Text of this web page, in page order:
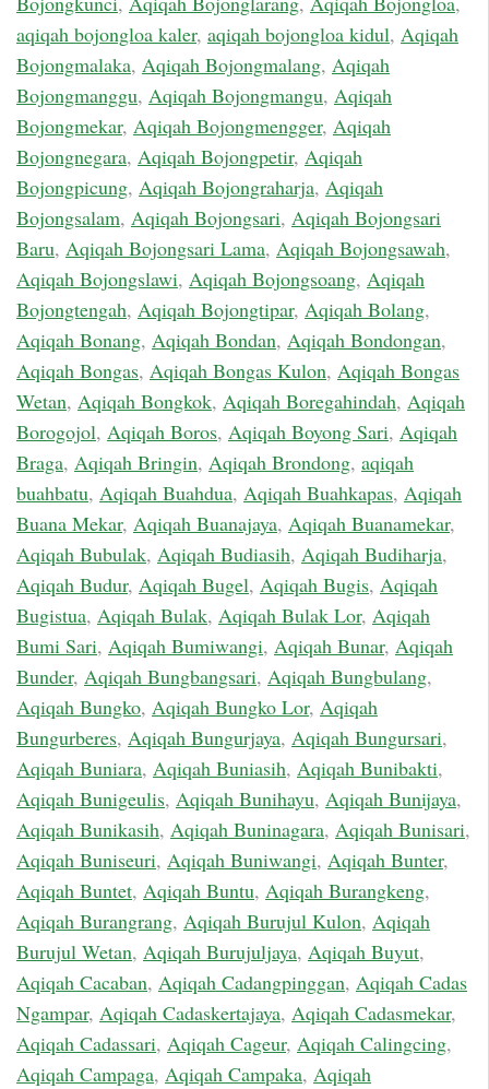
aqiqah bojongloa kaler, aqiqah bojongloa kidul, Aqiqah
Bojongmalaka, Aqiqah Bojongmalang, Aqiqah
Bojongmanggu, Aqiqah Bojongmangu, Aqiqah
Bojongmekar, Aqiqah Bojongmengger, Aqiqah
Bojongnegara, Aqiqah Bojongpetir, Aqiqah
Bojongpicung, Aqiqah Bojongraharja, Aqiqah
Bojongsalam, Aqiqah Bojongsari, Aqiqah Bojongsari
Baru, Aqiqah Bojongsari Lama, Aqiqah Bojongsawah,
Aqiqah Bojongslawi, Aqiqah Bojongsoang, Aqiqah
Bojongtengah, Aqiqah Bojongtipar, Aqiqah Bolang,
Aqiqah Bonang, Aqiqah Bondan, Aqiqah Bondongan,
Aqiqah Bongas, Aqiqah Bongas Kulon, Aqiqah Bongas
Wetan, Aqiqah Bongkok, Aqiqah Boregahindah, Aqiqah
Borogojol, Aqiqah Boros, Aqiqah Boyong Sari, Aqiqah
Braga, Aqiqah Bringin, Aqiqah Brondong, aqiqah
buahbatu, Aqiqah Buahdua, Aqiqah Buahkapas, Aqiqah
Buana Mekar, Aqiqah Buanajaya, Aqiqah Buanamekar,
Aqiqah Bubulak, Aqiqah Budiasih, Aqiqah Budiharja,
Aqiqah Budur, Aqiqah Bugel, Aqiqah Bugis, Aqiqah
Bugistua, Aqiqah Bulak, Aqiqah Bulak Lor, Aqiqah
Bumi Sari, Aqiqah Bumiwangi, Aqiqah Bunar, Aqiqah
Bunder, Aqiqah Bungbangsari, Aqiqah Bungbulang,
Aqiqah Bungko, Aqiqah Bungko Lor, Aqiqah
Bungurberes, Aqiqah Bungurjaya, Aqiqah Bungursari,
Aqiqah Buniara, Aqiqah Buniasih, Aqiqah Bunibakti,
Aqiqah Bunigeulis, Aqiqah Bunihayu, Aqiqah Bunijaya,
Aqiqah Bunikasih, Aqiqah Buninagara, Aqiqah Bunisari,
Aqiqah Buniseuri, Aqiqah Buniwangi, Aqiqah Bunter,
Aqiqah Buntet, Aqiqah Buntu, Aqiqah Burangkeng,
Aqiqah Burangrang, Aqiqah Burujul Kulon, Aqiqah
Burujul Wetan, Aqiqah Burujuljaya, Aqiqah Buyut,
Aqiqah Cacaban, Aqiqah Cadangpinggan, Aqiqah Cadas
Ngampar, Aqiqah Cadaskertajaya, Aqiqah Cadasmekar,
Aqiqah Cadassari, Aqiqah Cageur, Aqiqah Calingcing,
Aqiqah Campaga, Aqiqah Campaka, Aqiqah